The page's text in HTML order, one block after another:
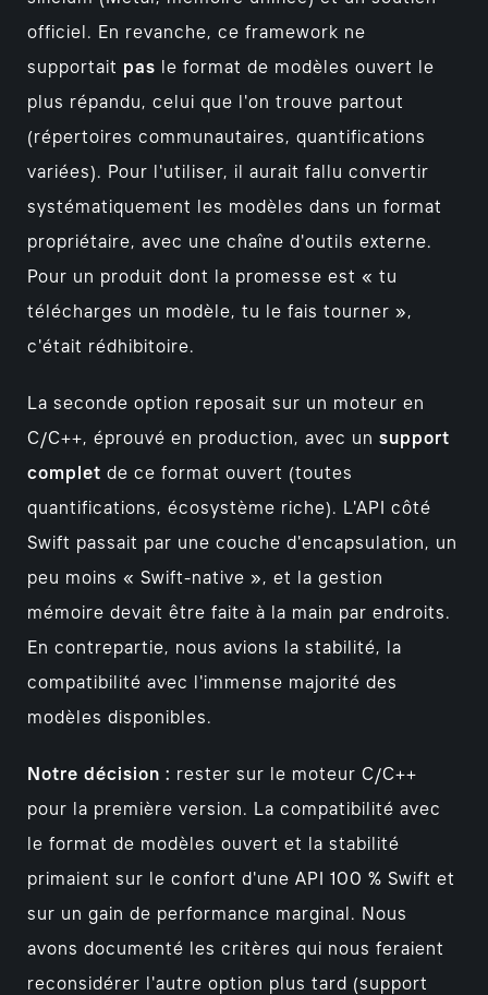
officiel. En revanche, ce framework ne
supportait pas le format de modèles ouvert le
plus répandu, celui que l'on trouve partout
(répertoires communautaires, quantifications
variées). Pour l'utiliser, il aurait fallu convertir
systématiquement les modèles dans un format
propriétaire, avec une chaîne d'outils externe.
Pour un produit dont la promesse est « tu
télécharges un modèle, tu le fais tourner »,
c'était rédhibitoire.
La seconde option reposait sur un moteur en
C/C++, éprouvé en production, avec un support
complet de ce format ouvert (toutes
quantifications, écosystème riche). L'API côté
Swift passait par une couche d'encapsulation, un
peu moins « Swift-native », et la gestion
mémoire devait être faite à la main par endroits.
En contrepartie, nous avions la stabilité, la
compatibilité avec l'immense majorité des
modèles disponibles.
Notre décision : rester sur le moteur C/C++
pour la première version. La compatibilité avec
le format de modèles ouvert et la stabilité
primaient sur le confort d'une API 100 % Swift et
sur un gain de performance marginal. Nous
avons documenté les critères qui nous feraient
reconsidérer l'autre option plus tard (support